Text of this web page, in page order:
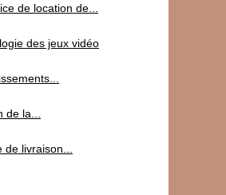
de location de...
des jeux vidéo
de la...
de livraison...